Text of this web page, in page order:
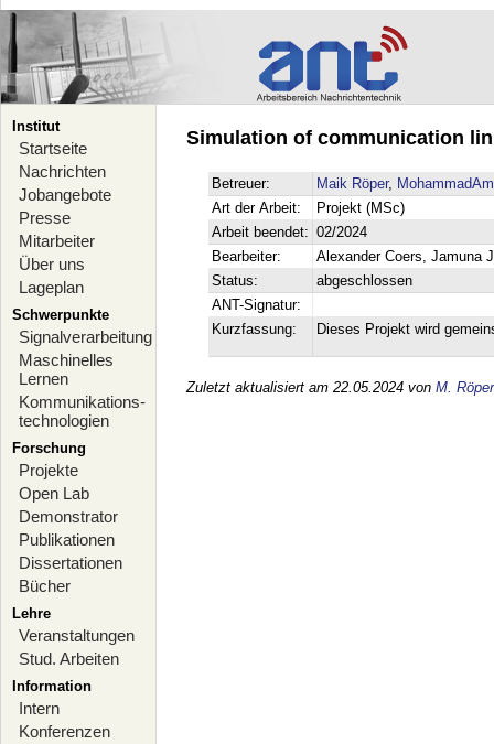
Institut
Startseite
Nachrichten
Jobangebote
Presse
Mitarbeiter
Über uns
Lageplan
Schwerpunkte
Signalverarbeitung
Maschinelles
Lernen
Kommunikations-
technologien
Forschung
Projekte
Open Lab
Demonstrator
Publikationen
Dissertationen
Bücher
Lehre
Veranstaltungen
Stud. Arbeiten
Information
Intern
Konferenzen
Simulation of communication
Betreuer: Maik Röper,
Art der Arbeit:
Projekt (MSc)
Arbeit beendet: 02/2024
Bearbeiter:
Alexander Coers, Jamuna
Status:
abgeschlossen
ANT-Signatur:
Kurzfassung:
Dieses Projekt wird
Zuletzt aktualisiert am 22.05.2024 von M. Röper